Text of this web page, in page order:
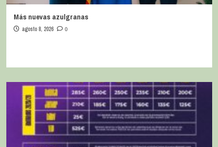
Más nuevas azulgranas
agosto 8, 2026 0